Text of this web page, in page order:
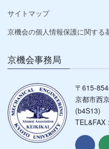
サイトマップ
京機会の個人情報保護に関する
京機会事務局
〒615-
京都市西
(b4S13)
TEL&FAX